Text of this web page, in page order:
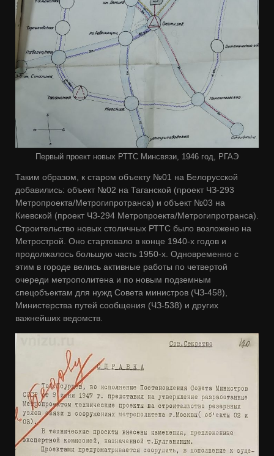
Первый проект новых РТТС Минсвязи, 1946 год, РГАЭ
Таким образом, к старом объекту №01 на Белорусской
добавились: объект №02 на Таганской (проект ЧЗ-293
Метропроекта/Метрогипротранса) и объект №03 на
Киевской (проект ЧЗ-294 Метропроекта/Метрогипротранса).
Строительство новых столичных РТТС было возложено на
Метрострой. Оно стартовало в конце 1940-х годов и
продолжалось большую часть 1950-х. Одновременно с
этим в городе велись активные работы по четвертой
очереди метрополитена и по новым подземным
спецобъектам для нужд Совета министров (ЧЗ-458),
Министерства путей сообщения (ЧЗ-538) и других
важнейших ведомств.